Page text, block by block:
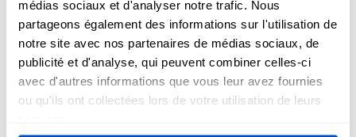
médias sociaux et d'analyser notre trafic. Nous
partageons également des informations sur l'utilisation de
notre site avec nos partenaires de médias sociaux, de
publicité et d'analyse, qui peuvent combiner celles-ci
avec d'autres informations que vous leur avez fournies
ou qu'ils ont collectées lors de votre utilisation de leurs
patchs de police personnalisés soient fabriqués selon les
normes les plus strictes. Que vous ayez besoin de patchs
pour les forces de l'ordre ou de patchs de sécurité pour
gilets, nous avons ce qu'il vous faut. Découvrez les options
disponibles sur l'outil de commande de notre site web et
donnez vie à vos idées de patchs de police.